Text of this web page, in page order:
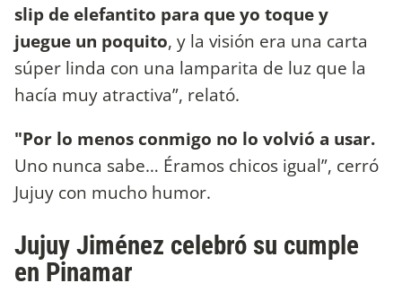
slip de elefantito para que yo toque y
juegue un poquito, y la visión era una carta
súper linda con una lamparita de luz que la
hacía muy atractiva”, relató.
"Por lo menos conmigo no lo volvió a usar.
Uno nunca sabe… Éramos chicos igual”, cerró
Jujuy con mucho humor.
Jujuy Jiménez celebró su cumple
en Pinamar